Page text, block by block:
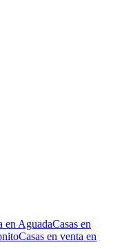
en AguadaCasas en
Casas en venta en